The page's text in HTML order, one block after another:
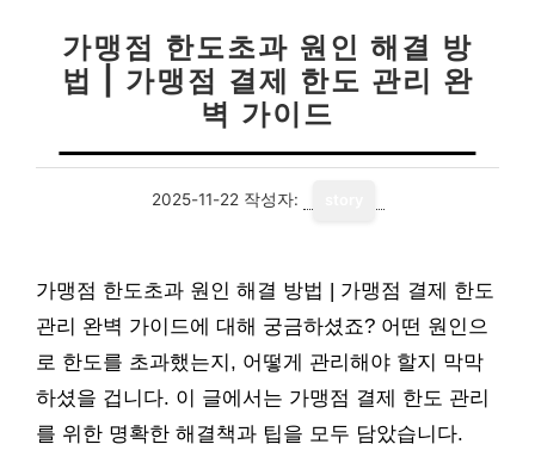
가맹점 한도초과 원인 해결 방
법 | 가맹점 결제 한도 관리 완
벽 가이드
2025-11-22 작성자:
가맹점 한도초과 원인 해결 방법 | 가맹점 결제 한도
관리 완벽 가이드에 대해 궁금하셨죠? 어떤 원인으
로 한도를 초과했는지, 어떻게 관리해야 할지 막막
하셨을 겁니다. 이 글에서는 가맹점 결제 한도 관리
를 위한 명확한 해결책과 팁을 모두 담았습니다.